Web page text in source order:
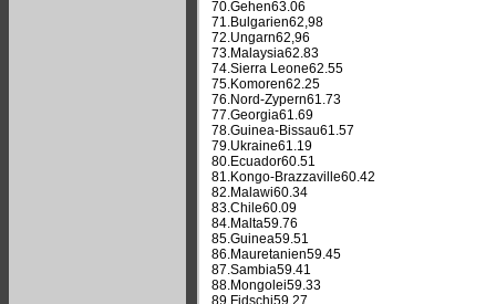
70.Gehen63.06
71.Bulgarien62,98
72.Ungarn62,96
73.Malaysia62.83
74.Sierra Leone62.55
75.Komoren62.25
76.Nord-Zypern61.73
77.Georgia61.69
78.Guinea-Bissau61.57
79.Ukraine61.19
80.Ecuador60.51
81.Kongo-Brazzaville60.42
82.Malawi60.34
83.Chile60.09
84.Malta59.76
85.Guinea59.51
86.Mauretanien59.45
87.Sambia59.41
88.Mongolei59.33
89.Fidschi59.27